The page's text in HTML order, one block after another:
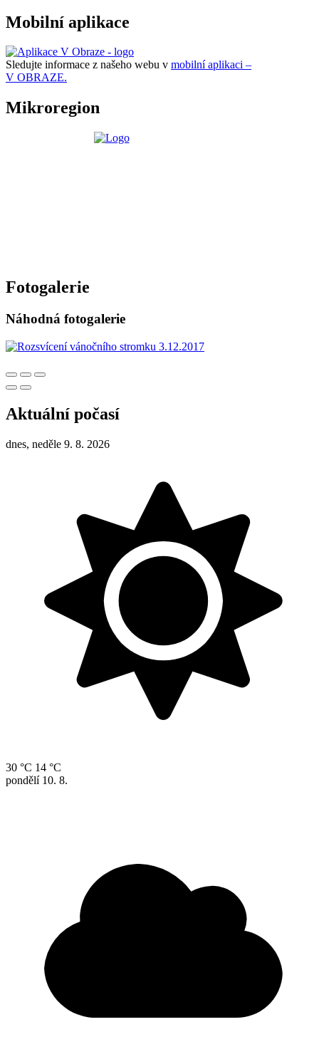
Mobilní aplikace
Sledujte informace z našeho webu v mobilní aplikaci –
V OBRAZE.
Mikroregion
Fotogalerie
Náhodná fotogalerie
Aktuální počasí
dnes, neděle 9. 8. 2026
30 °C 14 °C
pondělí 10. 8.